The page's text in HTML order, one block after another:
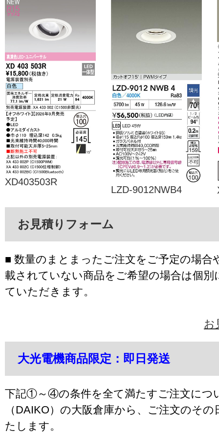
XD403503R
LZD-9012NWB4
お見積りフォーム
■ 数量のまとまったご注文をご予定の場合
載されていない商品をご希望の場合は個別
ていただきます。
お
大光電機商品限定：即日発送
下記①～④の条件を全て満たすご注文につ
（DAIKO）の大阪倉庫から、ご注文のそ
たします。